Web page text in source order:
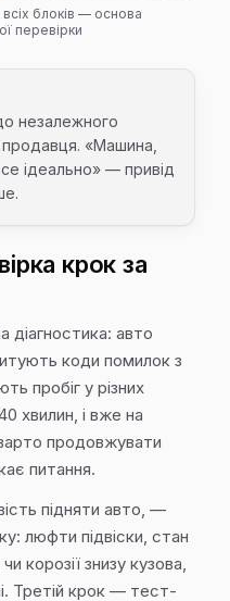
блоків — основа
перевірки
незалежного
«Машина,
ідеально» — привід
крок за
авто
коди помилок з
пробіг у різних
хвилин, і вже на
продовжувати
питання.
підняти авто, —
люфти підвіски, стан
корозії знизу кузова,
Третій крок — тест-